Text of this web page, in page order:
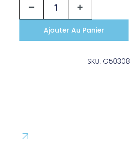
Ajouter Au Panier
SKU: G50308